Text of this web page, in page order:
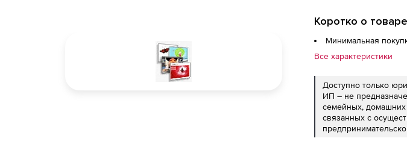
Коротко о товаре
Минимальная
Все характеристики
Доступно только
ИП – не
семейных,
связанных с